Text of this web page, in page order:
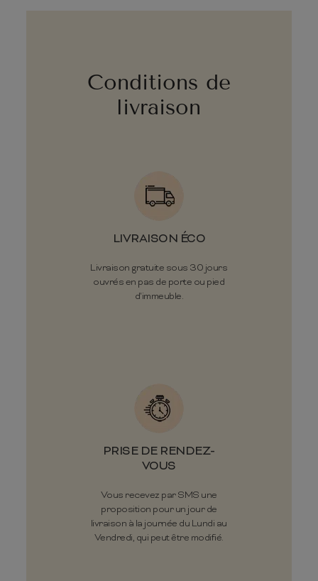
Conditions de
livraison
LIVRAISON ÉCO
Livraison gratuite sous 30 jours
ouvrés en pas de porte ou pied
d'immeuble.
PRISE DE RENDEZ-
VOUS
Vous recevez par SMS une
proposition pour un jour de
livraison à la journée du Lundi au
Vendredi, qui peut être modifié.